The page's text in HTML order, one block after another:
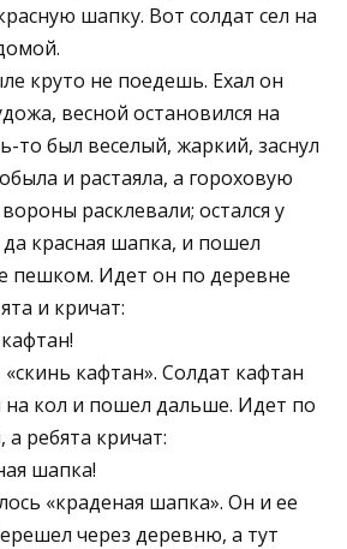
шапку. Вот солдат сел на
круто не поедешь. Ехал он
весной остановился на
то был веселый, жаркий, заснул
и растаяла, а гороховую
расклевали; остался у
красная шапка, и пошел
пешком. Идет он по деревне
и кричат:
кафтан». Солдат кафтан
на кол и пошел дальше. Идет по
ребята кричат:
шапка!
«краденая шапка». Он и ее
через деревню, а тут